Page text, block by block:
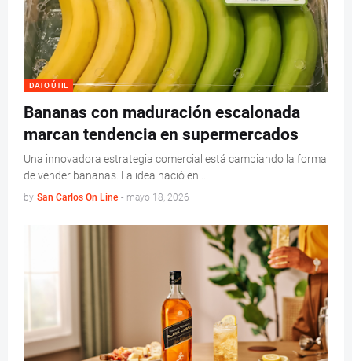
DATO ÚTIL
Bananas con maduración escalonada
marcan tendencia en supermercados
Una innovadora estrategia comercial está cambiando la forma
de vender bananas. La idea nació en…
by San Carlos On Line - mayo 18, 2026